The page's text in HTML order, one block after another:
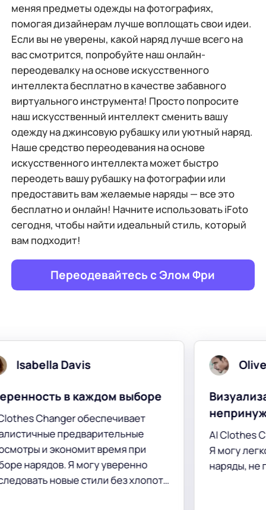
меняя предметы одежды на фотографиях,
помогая дизайнерам лучше воплощать свои идеи.
Если вы не уверены, какой наряд лучше всего на
вас смотрится, попробуйте наш онлайн-
переодевалку на основе искусственного
интеллекта бесплатно в качестве забавного
виртуального инструмента! Просто попросите
наш искусственный интеллект сменить вашу
одежду на джинсовую рубашку или уютный наряд.
Наше средство переодевания на основе
искусственного интеллекта может быстро
переодеть вашу рубашку на фотографии или
предоставить вам желаемые наряды — все это
бесплатно и онлайн! Начните использовать iFoto
сегодня, чтобы найти идеальный стиль, который
вам подходит!
Переодевайтесь с Элом Фри
Визуализация
непринужденного наряда
AI Clothes Changer — это фантастика!
Я могу легко визуализировать свои
наряды, не примеряя их.